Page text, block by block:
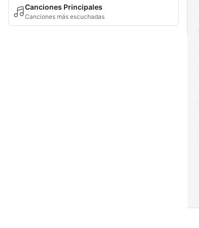
Canciones Principales
Canciones más escuchadas